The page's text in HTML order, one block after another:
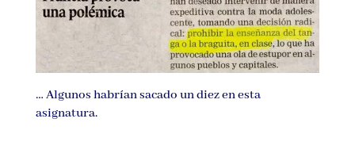
… Algunos habrían sacado un diez en esta
asignatura.